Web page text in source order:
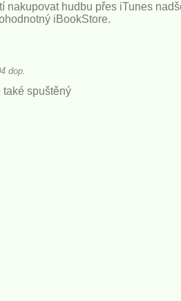
nakupovat hudbu přes iTunes
iBookStore.
dop.
také spuštěný